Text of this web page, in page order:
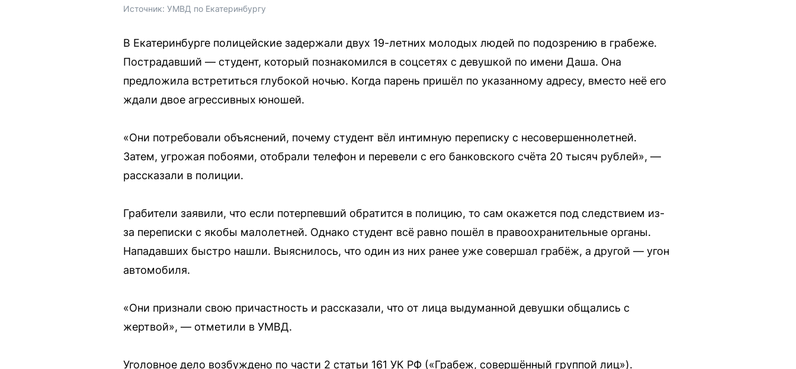
Источник: УМВД по Екатеринбургу
В Екатеринбурге полицейские задержали двух 19-летних молодых людей по подозрению в грабеже.
Пострадавший — студент, который познакомился в соцсетях с девушкой по имени Даша. Она
предложила встретиться глубокой ночью. Когда парень пришёл по указанному адресу, вместо неё его
ждали двое агрессивных юношей.
«Они потребовали объяснений, почему студент вёл интимную переписку с несовершеннолетней.
Затем, угрожая побоями, отобрали телефон и перевели с его банковского счёта 20 тысяч рублей», —
рассказали в полиции.
Грабители заявили, что если потерпевший обратится в полицию, то сам окажется под следствием из-
за переписки с якобы малолетней. Однако студент всё равно пошёл в правоохранительные органы.
Нападавших быстро нашли. Выяснилось, что один из них ранее уже совершал грабёж, а другой — угон
автомобиля.
«Они признали свою причастность и рассказали, что от лица выдуманной девушки общались с
жертвой», — отметили в УМВД.
Уголовное дело возбуждено по части 2 статьи 161 УК РФ («Грабеж, совершённый группой лиц»).